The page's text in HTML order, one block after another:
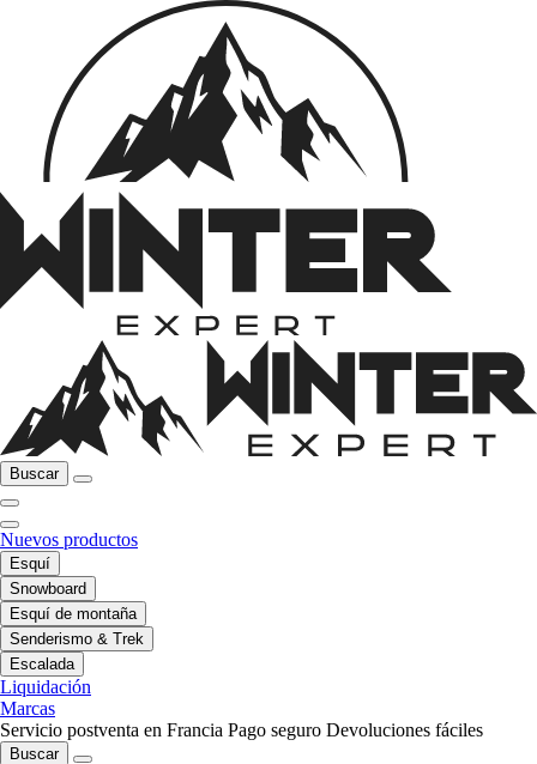
Buscar
Nuevos productos
Esquí
Snowboard
Esquí de montaña
Senderismo & Trek
Escalada
Liquidación
Marcas
Servicio postventa en Francia Pago seguro Devoluciones fáciles
Buscar